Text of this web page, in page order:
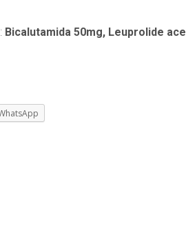
Bicalutamida 50mg, Leuprolide